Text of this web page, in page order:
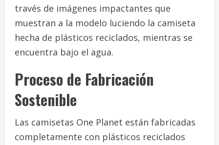
través de imágenes impactantes que
muestran a la modelo luciendo la camiseta
hecha de plásticos reciclados, mientras se
encuentra bajo el agua.
Proceso de Fabricación
Sostenible
Las camisetas One Planet están fabricadas
completamente con plásticos reciclados